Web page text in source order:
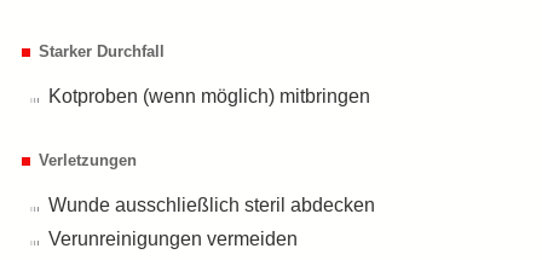
Starker Durchfall
Kotproben (wenn möglich) mitbringen
Verletzungen
Wunde ausschließlich steril abdecken
Verunreinigungen vermeiden